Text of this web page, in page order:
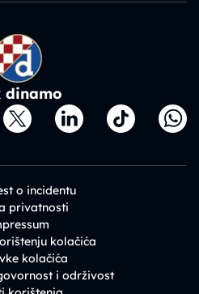
dinamo
o incidentu
privatnosti
kolačića
kolačića
i održivost